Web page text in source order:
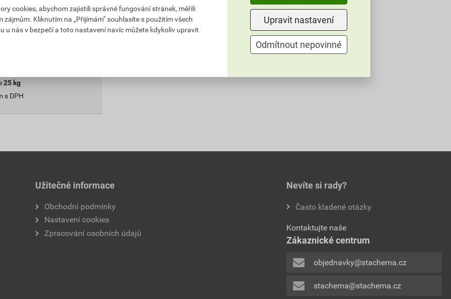
25 kg
s DPH
Užitečné informace
Obchodní podmínky
Nastavení cookies
Zpracování osobních údajů
Nevíte si rady?
Často kladené otázky
Kontaktujte naše
Zákaznické centrum
objednavky@stachema.cz
stachema@stachema.cz
cookies, abychom zajistili správné fungování stránek, měřili
Kliknutím na „Přijímám“ souhlasíte s použitím všech
u nás v bezpečí a toto nastavení navíc můžete kdykoliv upravit
Upravit nastavení
Odmítnout nepovinné